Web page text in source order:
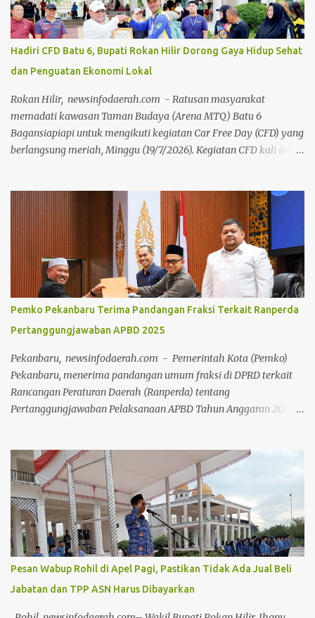
Pemerintah Daerah," kata Eko Sutrisno saat diwawancarai di
Bangkinang Kota, Senin (1/6/2026). Seleksi terbuka yang digelar
Pemerintah Kabupaten Kampar di bawah kepemimpinan Bupati
Kampar Ahmad Yuzar dan Wakil Bupati Misharti tersebut saat ini
memasuki tahapan lanjutan. Proses seleksi dilaksanakan oleh
Panitia Seleksi yang diketuai Prof. Dr. H. Ilyas Husti. Eko berharap
seluruh tahapan seleksi dapat berjalan secara ...
Hadiri CFD Batu 6, Bupati Rokan Hilir Dorong Gaya Hidup Sehat
dan Penguatan Ekonomi Lokal
Rokan Hilir, newsinfodaerah.com - Ratusan masyarakat
memadati kawasan Taman Budaya (Arena MTQ) Batu 6
Bagansiapiapi untuk mengikuti kegiatan Car Free Day (CFD) yang
berlangsung meriah, Minggu (19/7/2026). Kegiatan CFD kali ini
sehat, pemberdayaan ekonomi lokal, dan edukasi sosial.Kegiatan
ini dihadiri langsung oleh Bupati Rokan Hilir (Rohil) H.
Bistamam, jajaran Forkopimda Rohil, Sekretaris Daerah Fauzi
Efrizal, serta para kepala OPD di lingkungan Pemkab Rohil. Turut
hadir Ketua TP PKK Rohil Tatik Sri Rahayu Bistamam, Ketua DPC
IWAPI Rohil yang juga Anggota DPR RI Dr. Hj. Karmila Sari,
S.Kom., M.M, Direktur Politeknik Negeri Bengkalis Johny Custer,
S.T., M.T., akademisi, serta jajaran manajemen PT Pertamina Hulu
Rokan (PHR). Selain senam dan olahraga bersama, CFD kali ini
diwarnai dengan pembagian ratusan doorprize menarik bagi para
peserta yang beruntung. Pada kese...
Pemko Pekanbaru Terima Pandangan Fraksi Terkait Ranperda
Pertanggungjawaban APBD 2025
Pekanbaru, newsinfodaerah.com - Pemerintah Kota (Pemko)
Pekanbaru, menerima pandangan umum fraksi di DPRD terkait
Rancangan Peraturan Daerah (Ranperda) tentang
Pertanggungjawaban Pelaksanaan APBD Tahun Anggaran 2025.
DPRD Pekanbaru, Senin (20/7/2026) siang. Rapat Paripurna
dipimpin secara langsung oleh Ketua DPRD Muhammad Isa
Lahamid, didampingi Wakil Ketua II Muhammad Dikky Suryadi
Khusaini dan Plh Sekdako Pekanbaru Masykur Tarmizi. Usai
paripurna, Masykur Tarmizi menyebutkan bahwa pandangan
umum dari fraksi di DPRD bersifat saran dan masukan bagi
Pemko Pekanbaru untuk keperluan perbaikan pengelolaan APBD
ke depannya. "Mulai dari perencanaan, penganggaran,
pelaksanaan, hingga pertanggungjawaban (APBD)," ungkapnya.
Dengan adanya saran masukan dari DPRD, kata Masykur,
Pesan Wabup Rohil di Apel Pagi, Pastikan Tidak Ada Jual Beli
Jabatan dan TPP ASN Harus Dibayarkan